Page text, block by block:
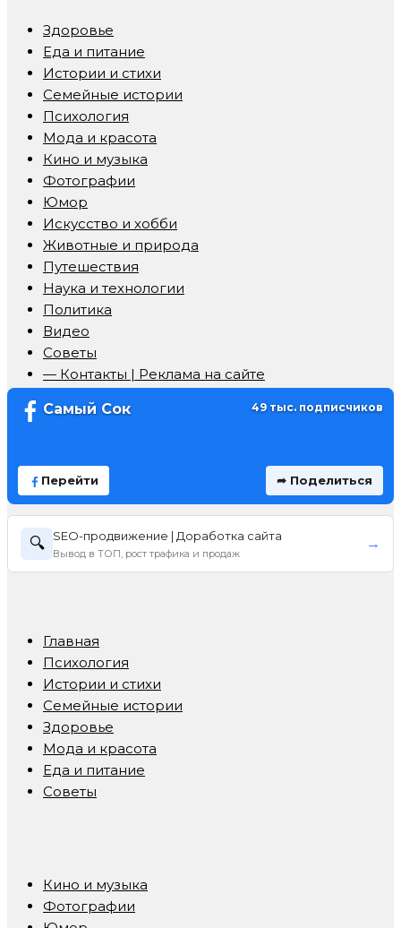
Здоровье
Еда и питание
Истории и стихи
Семейные истории
Психология
Мода и красота
Кино и музыка
Фотографии
Юмор
Искусство и хобби
Животные и природа
Путешествия
Наука и технологии
Политика
Видео
Советы
— Контакты | Реклама на сайте
Самый Сок 49 тыс. подписчиков
Перейти ➦ Поделиться
🔍 SEO-продвижение | Доработка сайта
Вывод в ТОП, рост трафика и продаж
→
Главная
Психология
Истории и стихи
Семейные истории
Здоровье
Мода и красота
Еда и питание
Советы
Кино и музыка
Фотографии